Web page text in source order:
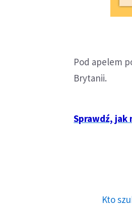
Pod apelem
Brytanii.
Sprawdź, jak
Kto